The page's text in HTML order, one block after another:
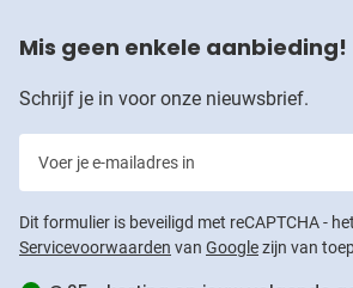
Mis geen enkele aanbieding!
Schrijf je in voor onze nieuwsbrief.
Dit formulier is beveiligd met reCAPTCHA - het
Servicevoorwaarden van Googlezijn van